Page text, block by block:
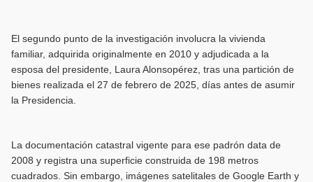
El segundo punto de la investigación involucra la vivienda
familiar, adquirida originalmente en 2010 y adjudicada a la
esposa del presidente, Laura Alonsopérez, tras una partición de
bienes realizada el 27 de febrero de 2025, días antes de asumir
la Presidencia.
La documentación catastral vigente para ese padrón data de
2008 y registra una superficie construida de 198 metros
cuadrados. Sin embargo, imágenes satelitales de Google Earth y